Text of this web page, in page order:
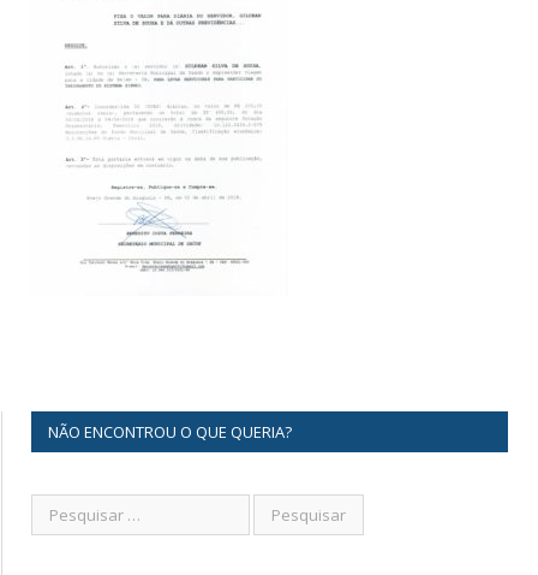
NÃO ENCONTROU O QUE QUERIA?